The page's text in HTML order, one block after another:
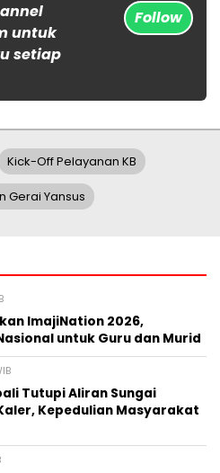
untuk
setiap
Follow
Kick-Off Pelayanan KB
Gerai Yansus
ImajiNation 2026,
untuk Guru dan Murid
Tutupi Aliran Sungai
Kepedulian Masyarakat